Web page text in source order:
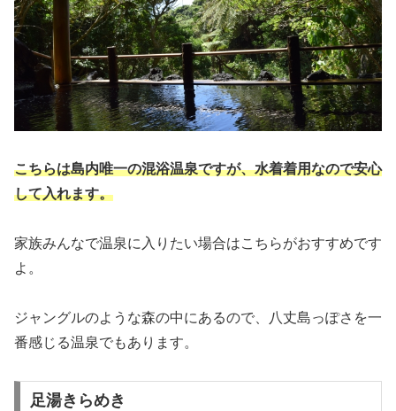
こちらは島内唯一の混浴温泉ですが、水着着用なので安心
して入れます。
家族みんなで温泉に入りたい場合はこちらがおすすめです
よ。
ジャングルのような森の中にあるので、八丈島っぽさを一
番感じる温泉でもあります。
足湯きらめき